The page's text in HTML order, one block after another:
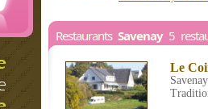
Restaurants Savenay5
Le
Savenay